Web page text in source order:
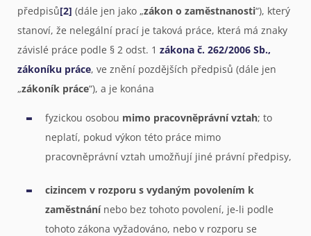
předpisů[2] (dále jen jako „zákon o zaměstnanosti“), který
stanoví, že nelegální prací je taková práce, která má znaky
závislé práce podle § 2 odst. 1 zákona č. 262/2006 Sb.,
zákoníku práce, ve znění pozdějších předpisů (dále jen
„zákoník práce“), a je konána
fyzickou osobou mimo pracovněprávní vztah; to
neplatí, pokud výkon této práce mimo
pracovněprávní vztah umožňují jiné právní předpisy,
cizincem v rozporu s vydaným povolením k
zaměstnánínebo bez tohoto povolení, je-li podle
tohoto zákona vyžadováno, nebo v rozporu se